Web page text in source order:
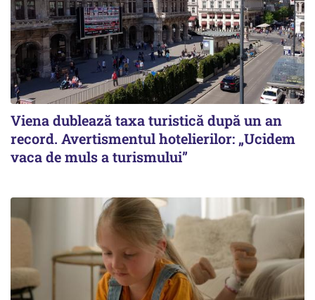
Viena dublează taxa turistică după un an
record. Avertismentul hotelierilor: „Ucidem
vaca de muls a turismului”